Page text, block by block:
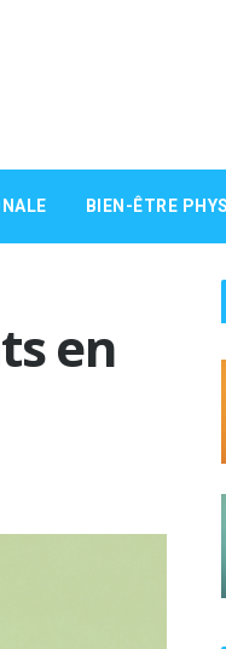
BIEN-ÊTRE
en